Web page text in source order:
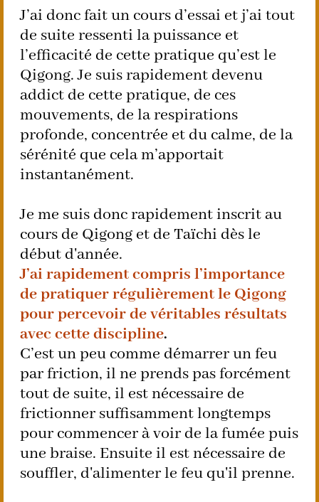
J’ai donc fait un cours d’essai et j’ai tout
de suite ressenti la puissance et
l’efficacité de cette pratique qu’est le
Qigong. Je suis rapidement devenu
addict de cette pratique, de ces
mouvements, de la respirations
profonde, concentrée et du calme, de la
sérénité que cela m’apportait
instantanément.
Je me suis donc rapidement inscrit au
cours de Qigong et de Taïchi dès le
début d'année.
J’ai rapidement compris l’importance
de pratiquer régulièrement le Qigong
pour percevoir de véritables résultats
avec cette discipline.
C’est un peu comme démarrer un feu
par friction, il ne prends pas forcément
tout de suite, il est nécessaire de
frictionner suffisamment longtemps
pour commencer à voir de la fumée puis
une braise. Ensuite il est nécessaire de
souffler, d'alimenter le feu qu'il prenne.